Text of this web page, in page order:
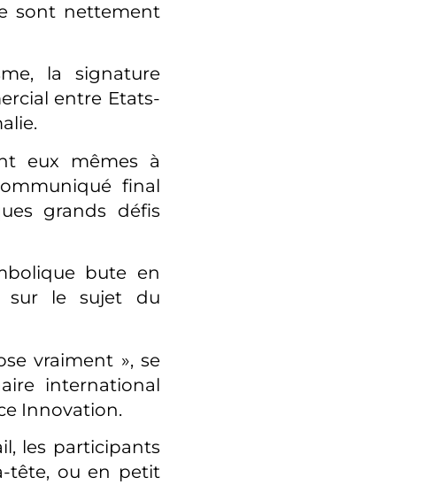
sont nettement
la signature
entre Etats-
eux mêmes à
final
grands défis
bute en
sur le sujet du
vraiment », se
international
Innovation.
les participants
tête, ou en petit